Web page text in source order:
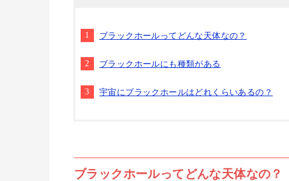
ブラックホールってどんな天体なの？
ブラックホールにも種類がある
宇宙にブラックホールはどれくらいあるの？
ブラックホールってどんな天体なの？